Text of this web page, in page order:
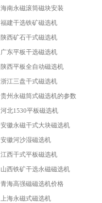
海南永磁滚筒磁块安装
福建干选铁矿磁选机
陕西矿石干式磁选机
广东平板干选磁选机
陕西平板全自动磁选机
浙江三盘干式磁选机
贵州永磁筒式磁选机的参数
河北1530平板磁选机
安徽永磁干式大块磁选机
安徽河沙湿磁选机
江西干式平板磁选机
山西铁矿干选永磁磁选机
青海高强磁磁选机价格
上海永磁式磁选机